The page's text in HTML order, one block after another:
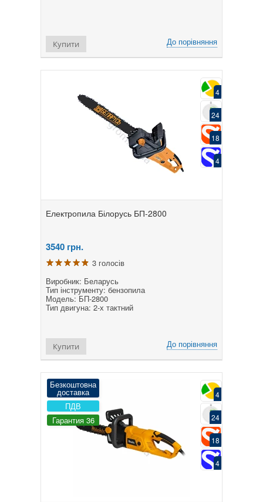
До порівняння
Купити
4
24
18
4
Електропила Білорусь БП-2800
3540 грн.
3 голосів
Виробник: Беларусь
Тип інструменту: бензопила
Модель: БП-2800
Тип двигуна: 2-х тактний
До порівняння
Купити
Безкоштовна
доставка
ПДВ
Гарантия 36
4
24
18
4